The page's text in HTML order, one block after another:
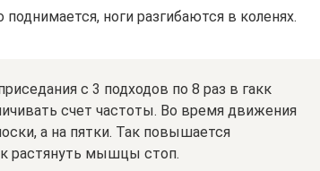
ноги разгибаются в коленях.
с 3 подходов по 8 раз в гакк
счет частоты. Во время движения
а на пятки. Так повышается
растянуть мышцы стоп.